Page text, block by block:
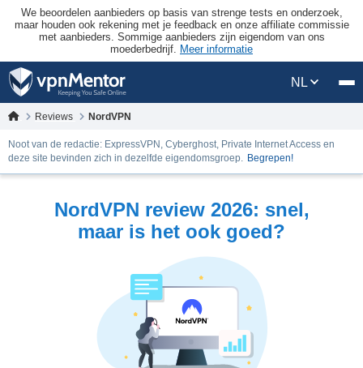
We beoordelen aanbieders op basis van strenge tests en onderzoek,
maar houden ook rekening met je feedback en onze affiliate commissie
met aanbieders. Sommige aanbieders zijn eigendom van ons
moederbedrijf. Meer informatie
NL
Reviews NordVPN
Noot van de redactie: ExpressVPN, Cyberghost, Private Internet Access en
deze site bevinden zich in dezelfde eigendomsgroep. Begrepen!
NordVPN review 2026: snel,
maar is het ook goed?